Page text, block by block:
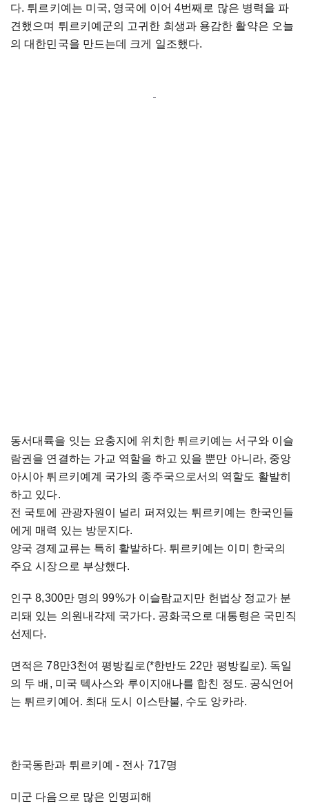
다. 튀르키예는 미국, 영국에 이어 4번째로 많은 병력을 파
견했으며 튀르키예군의 고귀한 희생과 용감한 활약은 오늘
의 대한민국을 만드는데 크게 일조했다.
동서대륙을 잇는 요충지에 위치한 튀르키예는 서구와 이슬
람권을 연결하는 가교 역할을 하고 있을 뿐만 아니라, 중앙
아시아 튀르키예계 국가의 종주국으로서의 역할도 활발히
하고 있다.
전 국토에 관광자원이 널리 퍼져있는 튀르키예는 한국인들
에게 매력 있는 방문지다.
양국 경제교류는 특히 활발하다. 튀르키예는 이미 한국의
주요 시장으로 부상했다.
인구 8,300만 명의 99%가 이슬람교지만 헌법상 정교가 분
리돼 있는 의원내각제 국가다. 공화국으로 대통령은 국민직
선제다.
면적은 78만3천여 평방킬로(*한반도 22만 평방킬로). 독일
의 두 배, 미국 텍사스와 루이지애나를 합친 정도. 공식언어
는 튀르키예어. 최대 도시 이스탄불, 수도 앙카라.
한국동란과 튀르키예 - 전사 717명
미군 다음으로 많은 인명피해